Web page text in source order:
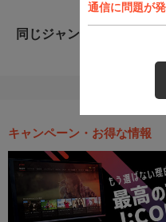
通信に問題が
同じジャンルのおすすめ番
キャンペーン・お得な情報